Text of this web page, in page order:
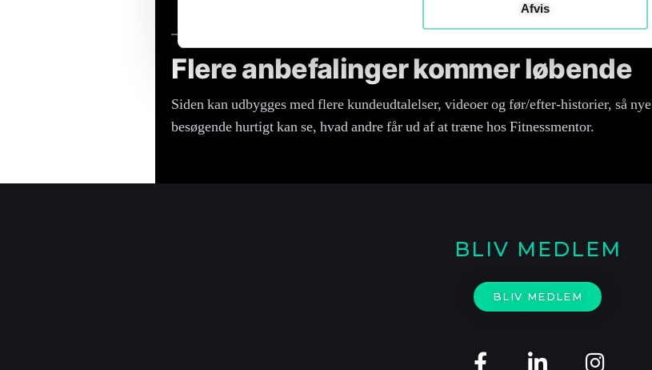
Afvis
Flere anbefalinger kommer løbende
Siden kan udbygges med flere kundeudtalelser, videoer og før/efter-historier, så nye
besøgende hurtigt kan se, hvad andre får ud af at træne hos Fitnessmentor.
BLIV MEDLEM
BLIV MEDLEM